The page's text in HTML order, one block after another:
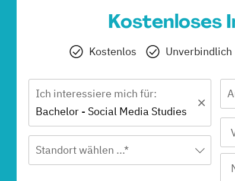
Kostenloses
Kostenlos Unverbindlich
Ich interessiere mich für:
Bachelor - Social Media Studies
Standort wählen ...*